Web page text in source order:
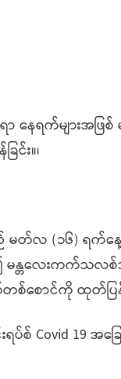
နေရက်များအဖ
း။၊
လ (၁၆) ရက်နေ့
မန္တလေးကက်သလ
တစ်စောင်ကို ထုတ်ပြ
စ် Covid 19 အခ